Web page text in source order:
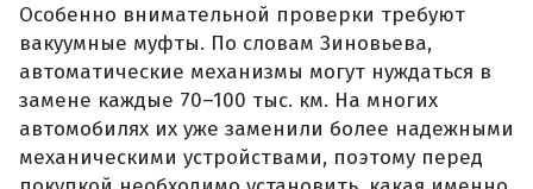
Особенно внимательной проверки требуют
вакуумные муфты. По словам Зиновьева,
автоматические механизмы могут нуждаться в
замене каждые 70–100 тыс. км. На многих
автомобилях их уже заменили более надежными
механическими устройствами, поэтому перед